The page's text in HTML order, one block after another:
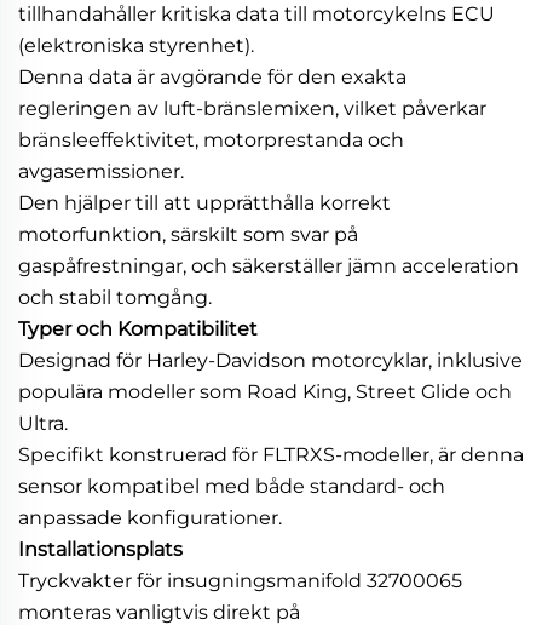
tillhandahåller kritiska data till motorcykelns ECU
(elektroniska styrenhet).
Denna data är avgörande för den exakta
regleringen av luft-bränslemixen, vilket påverkar
bränsleeffektivitet, motorprestanda och
avgasemissioner.
Den hjälper till att upprätthålla korrekt
motorfunktion, särskilt som svar på
gaspåfrestningar, och säkerställer jämn acceleration
och stabil tomgång.
Typer och Kompatibilitet
Designad för Harley-Davidson motorcyklar, inklusive
populära modeller som Road King, Street Glide och
Ultra.
Specifikt konstruerad för FLTRXS-modeller, är denna
sensor kompatibel med både standard- och
anpassade konfigurationer.
Installationsplats
Tryckvakter för insugningsmanifold 32700065
monteras vanligtvis direkt på